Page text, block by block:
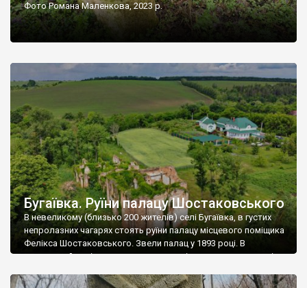
Фото Романа Маленкова, 2023 р.
Бугаївка. Руїни палацу Шостаковського
В невеликому (близько 200 жителів) селі Бугаївка, в густих
непролазних чагарях стоять руїни палацу місцевого поміщика
Фелікса Шостаковського. Звели палац у 1893 році. В
радянський період у ньому спочатку містилася школа, потім
століття тут розмістили туберкульозну лікарню. Коли із